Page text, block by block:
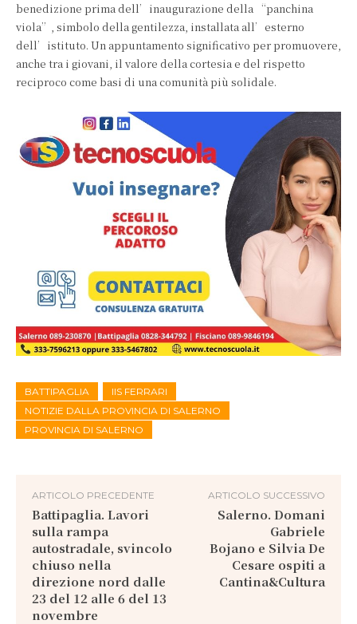
benedizione prima dell’inaugurazione della “panchina
viola”, simbolo della gentilezza, installata all’esterno
dell’istituto. Un appuntamento significativo per promuovere,
anche tra i giovani, il valore della cortesia e del rispetto
reciproco come basi di una comunità più solidale.
BATTIPAGLIA
IIS FERRARI
NOTIZIE DALLA PROVINCIA DI SALERNO
PROVINCIA DI SALERNO
ARTICOLO PRECEDENTE
Battipaglia. Lavori
sulla rampa
autostradale, svincolo
chiuso nella
direzione nord dalle
23 del 12 alle 6 del 13
novembre
ARTICOLO SUCCESSIVO
Salerno. Domani
Gabriele
Bojano e Silvia De
Cesare ospiti a
Cantina&Cultura